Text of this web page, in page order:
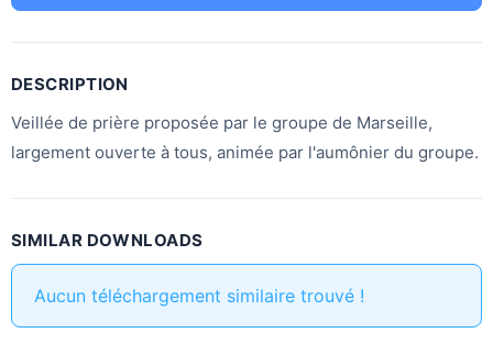
DESCRIPTION
Veillée de prière proposée par le groupe de Marseille,
largement ouverte à tous, animée par l'aumônier du groupe.
SIMILAR DOWNLOADS
Aucun téléchargement similaire trouvé !